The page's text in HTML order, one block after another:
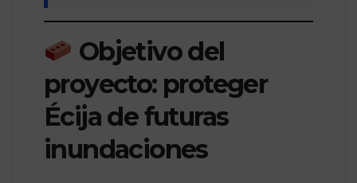
Objetivo del
proyecto: proteger
Écija de futuras
inundaciones